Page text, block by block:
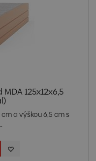
125x12x6,5
a výškou 6,5 cm s